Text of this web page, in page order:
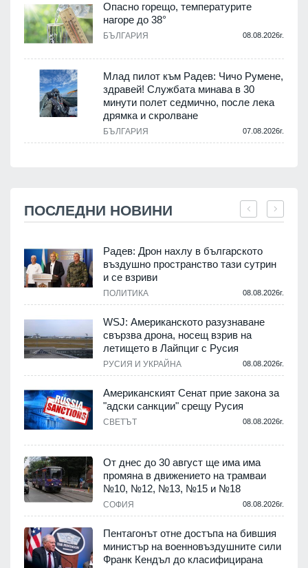
Опасно горещо, температурите
нагоре до 38°
БЪЛГАРИЯ 08.08.2026г.
Млад пилот към Радев: Чичо Румене,
здравей! Службата минава в 30
минути полет седмично, после лека
дрямка и скролване
БЪЛГАРИЯ 07.08.2026г.
ПОСЛЕДНИ НОВИНИ
Радев: Дрон нахлу в българското
въздушно пространство тази сутрин
и се взриви
ПОЛИТИКА 08.08.2026г.
WSJ: Американското разузнаване
свързва дрона, носещ взрив на
летището в Лайпциг с Русия
РУСИЯ И УКРАЙНА 08.08.2026г.
Американският Сенат прие закона за
"адски санкции" срещу Русия
СВЕТЪТ 08.08.2026г.
От днес до 30 август ще има има
промяна в движението на трамваи
№10, №12, №13, №15 и №18
СОФИЯ 08.08.2026г.
Пентагонът отне достъпа на бившия
министър на военновъздушните сили
Франк Кендъл до класифицирана